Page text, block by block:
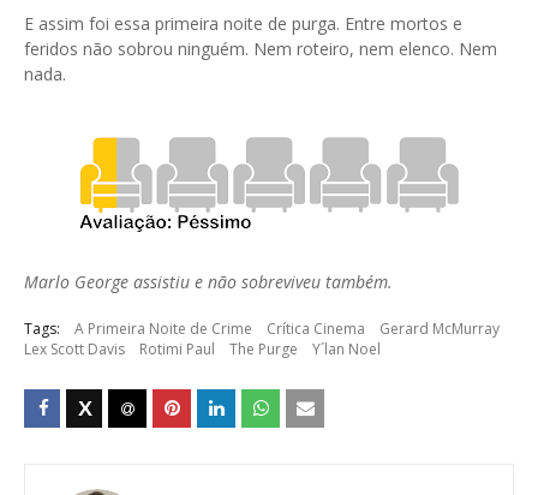
E assim foi essa primeira noite de purga. Entre mortos e
feridos não sobrou ninguém. Nem roteiro, nem elenco. Nem
nada.
Marlo George assistiu e não sobreviveu também.
Tags: A Primeira Noite de Crime Crítica Cinema
Gerard McMurray
Lex Scott Davis
Rotimi Paul The Purge Y´lan Noel